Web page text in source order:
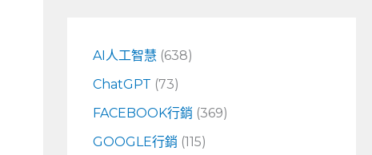
字
:
AI人工智慧 (638)
ChatGPT (73)
FACEBOOK行銷 (369)
GOOGLE行銷 (115)